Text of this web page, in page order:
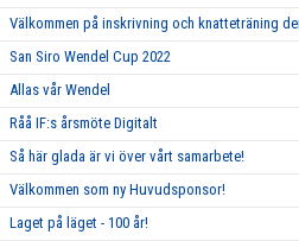
Välkommen på inskrivning och knatteträning
San Siro Wendel Cup 2022
Allas vår Wendel
Råå IF:s årsmöte Digitalt
Så här glada är vi över vårt samarbete!
Välkommen som ny Huvudsponsor!
Laget på läget - 100 år!